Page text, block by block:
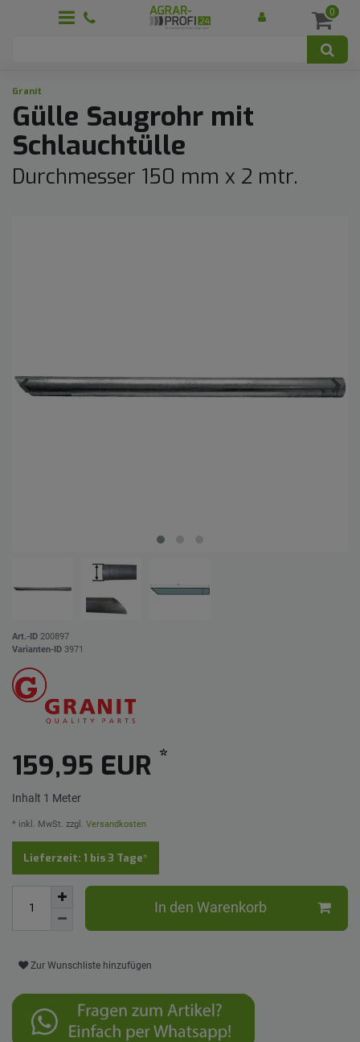
0
Granit
Gülle Saugrohr mit
Schlauchtülle
Durchmesser 150 mm x 2 mtr.
Art.-ID 200897
Varianten-ID 3971
159,95 EUR *
Inhalt 1 Meter
* inkl. MwSt. zzgl. Versandkosten
Lieferzeit: 1 bis 3 Tage*
In den Warenkorb
Zur Wunschliste hinzufügen